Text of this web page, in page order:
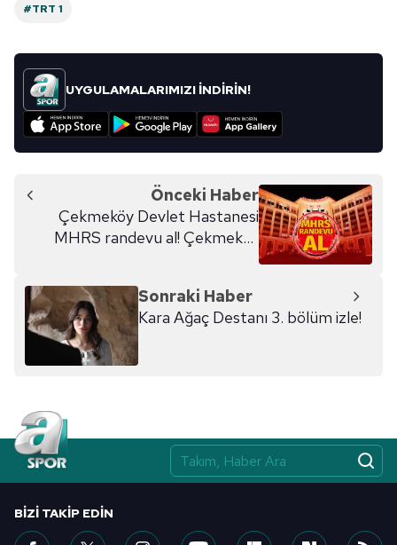
#TRT 1
UYGULAMALARIMIZI İNDİRİN!
Önceki Haber
Çekmeköy Devlet Hastanesi
MHRS randevu al! Çekmeköy
Sonraki Haber
Kara Ağaç Destanı 3. bölüm izle!
BIZI TAKIP EDIN